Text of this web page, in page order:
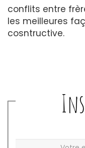
conflits entre
les meilleures
cosntructive.